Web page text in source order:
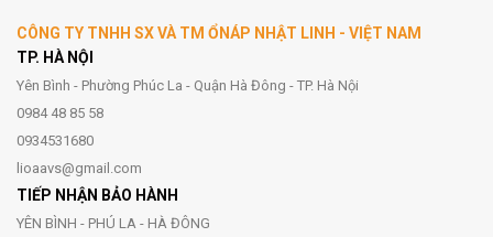
CÔNG TY TNHH SX VÀ TM ỔNÁP NHẬT LINH - VIỆT NAM
TP. HÀ NỘI
Yên Bình - Phường Phúc La - Quận Hà Đông - TP. Hà Nội
0984 48 85 58
0934531680
lioaavs@gmail.com
TIẾP NHẬN BẢO HÀNH
YÊN BÌNH - PHÚ LA - HÀ ĐÔNG